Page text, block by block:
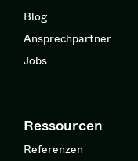
Blog
Ansprechpartner
Jobs
Ressourcen
Referenzen